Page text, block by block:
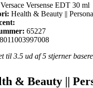
Versace Versense EDT 30 ml
Health & Beauty ||
65227
8011003997008
til 3.5 ud af 5 stjerner
& Beauty ||